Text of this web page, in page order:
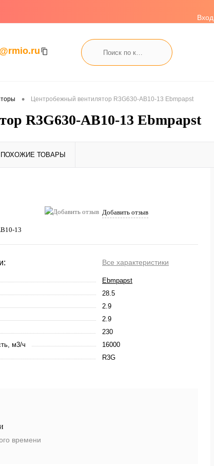
Вход
• Центробежный вентилятор R3G630-AB10-13 Ebmpapst
R3G630-AB10-13 Ebmpapst
ПОХОЖИЕ ТОВАРЫ
Добавить отзыв
13
Все характеристики
Ebmpapst
28.5
2.9
2.9
230
м3/ч
16000
R3G
времени